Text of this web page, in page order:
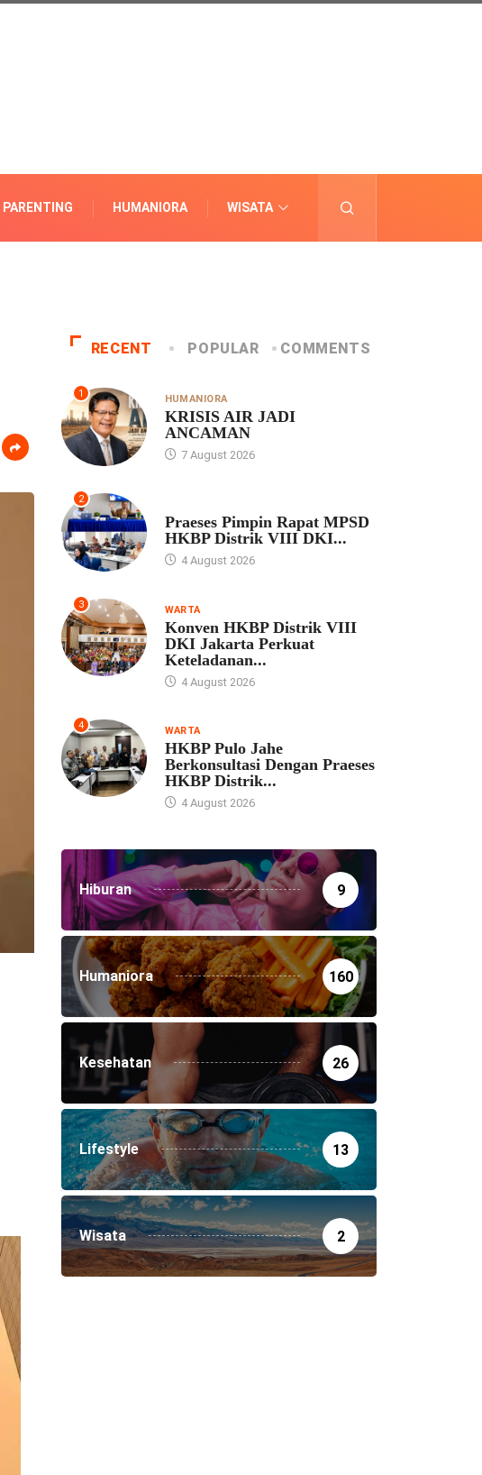
PARENTING HUMANIORA WISATA
RECENT POPULAR COMMENTS
1 HUMANIORA
KRISIS AIR JADI
ANCAMAN
7 August 2026
2
Praeses Pimpin Rapat MPSD
HKBP Distrik VIII DKI...
4 August 2026
3 WARTA
Konven HKBP Distrik VIII
DKI Jakarta Perkuat
Keteladanan...
4 August 2026
4 WARTA
HKBP Pulo Jahe
Berkonsultasi Dengan Praeses
HKBP Distrik...
4 August 2026
Hiburan 9
Humaniora 160
Kesehatan 26
Lifestyle 13
Wisata 2